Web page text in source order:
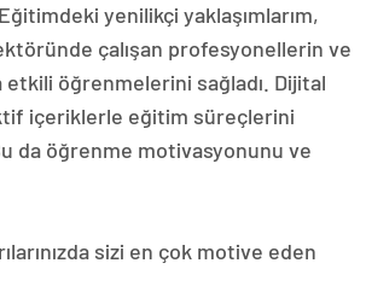
Eğitimdeki yenilikçi yaklaşımlarım,
çalışan profesyonellerin ve
öğrenmelerini sağladı. Dijital
içeriklerle eğitim süreçlerini
da öğrenme motivasyonunu ve
sizi en çok motive eden